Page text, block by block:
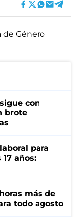
de Género
con
brote
para
años:
más de
todo agosto